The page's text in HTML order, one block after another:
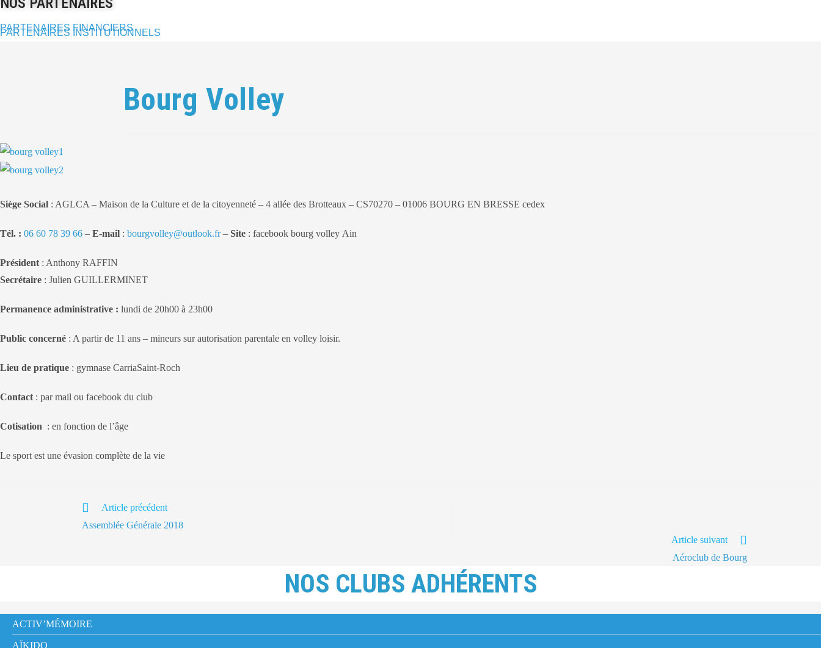
PARTENAIRES FINANCIERS
PARTENAIRES INSTITUTIONNELS
Bourg Volley
Siège Social : AGLCA – Maison de la Culture et de la citoyenneté – 4 allée des Brotteaux – CS70270 – 01006 BOURG EN BRESSE cedex
Tél. : 06 60 78 39 66 – E-mail : bourgvolley@outlook.fr– Site : facebook bourg volley Ain
Président : Anthony RAFFIN
Secrétaire : Julien GUILLERMINET
Permanence administrative : lundi de 20h00 à 23h00
Public concerné : A partir de 11 ans – mineurs sur autorisation parentale en volley loisir.
Lieu de pratique : gymnase CarriaSaint-Roch
Contact : par mail ou facebook du club
Cotisation : en fonction de l’âge
Le sport est une évasion complète de la vie
Article précédent
Assemblée Générale 2018
Article suivant
Aéroclub de Bourg
NOS CLUBS ADHÉRENTS
ACTIV’MÉMOIRE
AÏKIDO